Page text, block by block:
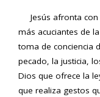
Jesús afronta con
más acuciantes de
toma de conciencia
pecado, la justicia,
Dios que ofrece la
que realiza gestos